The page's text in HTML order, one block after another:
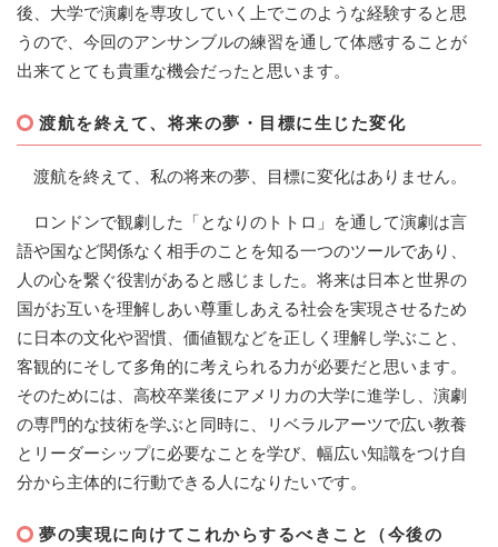
後、大学で演劇を専攻していく上でこのような経験すると思
うので、今回のアンサンブルの練習を通して体感することが
出来てとても貴重な機会だったと思います。
渡航を終えて、将来の夢・目標に生じた変化
渡航を終えて、私の将来の夢、目標に変化はありません。
ロンドンで観劇した「となりのトトロ」を通して演劇は言
語や国など関係なく相手のことを知る一つのツールであり、
人の心を繋ぐ役割があると感じました。将来は日本と世界の
国がお互いを理解しあい尊重しあえる社会を実現させるため
に日本の文化や習慣、価値観などを正しく理解し学ぶこと、
客観的にそして多角的に考えられる力が必要だと思います。
そのためには、高校卒業後にアメリカの大学に進学し、演劇
の専門的な技術を学ぶと同時に、リベラルアーツで広い教養
とリーダーシップに必要なことを学び、幅広い知識をつけ自
分から主体的に行動できる人になりたいです。
夢の実現に向けてこれからするべきこと（今後の